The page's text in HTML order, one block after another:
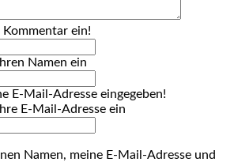
Kommentar ein!
Namen ein
E-Mail-Adresse eingegeben!
E-Mail-Adresse ein
Namen, meine E-Mail-Adresse und